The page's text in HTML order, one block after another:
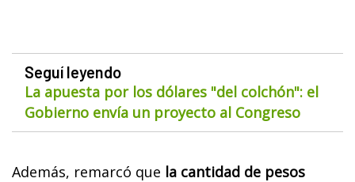
Seguí leyendo
La apuesta por los dólares "del colchón": el
Gobierno envía un proyecto al Congreso
Además, remarcó que la cantidad de pesos